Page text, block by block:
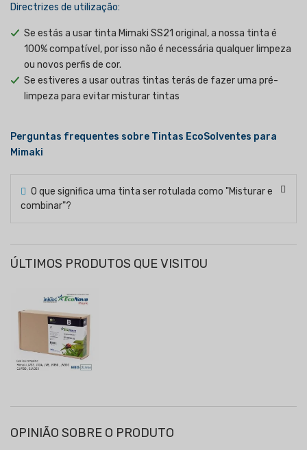
Directrizes de utilização:
Se estás a usar tinta Mimaki SS21 original, a nossa tinta é
100% compatível, por isso não é necessária qualquer limpeza
ou novos perfis de cor.
Se estiveres a usar outras tintas terás de fazer uma pré-
limpeza para evitar misturar tintas
Perguntas frequentes sobre Tintas EcoSolventes para
Mimaki
O que significa uma tinta ser rotulada como "Misturar e
combinar"?
ÚLTIMOS PRODUTOS QUE VISITOU
OPINIÃO SOBRE O PRODUTO